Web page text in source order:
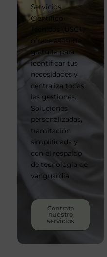
Servicios
Científico-
Técnicos (USCT)
ofrece asesoría
gratuita para
identificar tus
necesidades y
centraliza todas
las gestiones.
Soluciones
personalizadas,
tramitación
simplificada y
con el respaldo
de tecnología de
vanguardia.
Contrata
nuestro
servicios